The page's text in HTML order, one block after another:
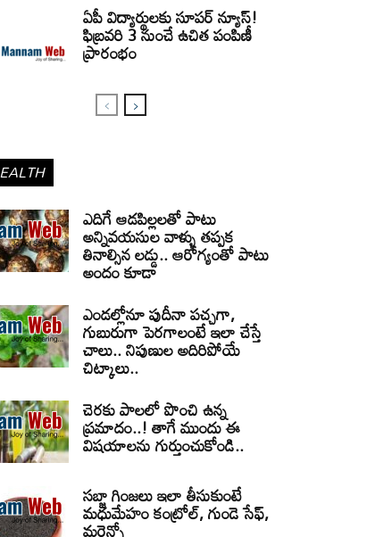
ఏపీ విద్యార్థులకు సూపర్ న్యూస్!
ఫిబ్రవరి 3 నుంచే ఉచిత పంపిణీ
ప్రారంభం
ఎదిగే ఆడపిల్లలతో పాటు
అన్నివయసుల వాళ్ళు తప్పక
తినాల్సిన లడ్డు.. ఆరోగ్యంతో పాటు
అందం కూడా
ఎండల్లోనూ పుదీనా పచ్చగా,
గుబురుగా పెరగాలంటే ఇలా చేస్తే
చాలు.. నిపుణుల అదిరిపోయే
చిట్కాలు..
చెరకు పాలలో పొంచి ఉన్న
ప్రమాదం..! తాగే ముందు ఈ
విషయాలను గుర్తుంచుకోండి..
సబ్జా గింజలు ఇలా తీసుకుంటే
మధుమేహం కంట్రోల్, గుండె సేఫ్,